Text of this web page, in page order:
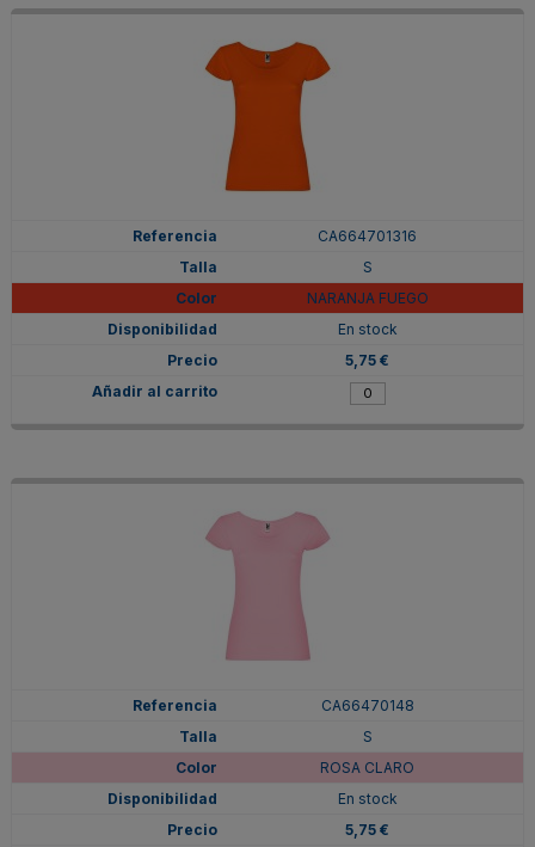
CA664701316
S
NARANJA FUEGO
En stock
5,75 €
CA66470148
S
ROSA CLARO
En stock
5,75 €